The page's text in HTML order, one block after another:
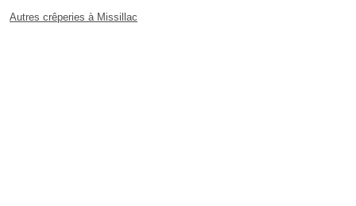
Autres crêperies à Missillac